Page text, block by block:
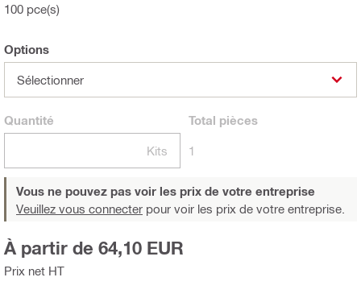
100 pce(s)
Options
Sélectionner
Quantité
Kits
Total pièces
1
Vous ne pouvez pas voir les prix de votre entreprise
Veuillez vous connecter pour voir les prix de votre entreprise.
Prix net HT
À partir de 64,10 EUR